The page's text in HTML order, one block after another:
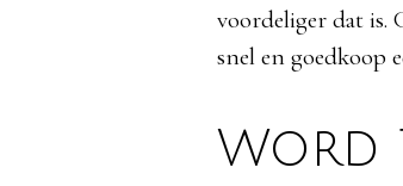
voordeliger dat is.
snel en goedkoop
Word